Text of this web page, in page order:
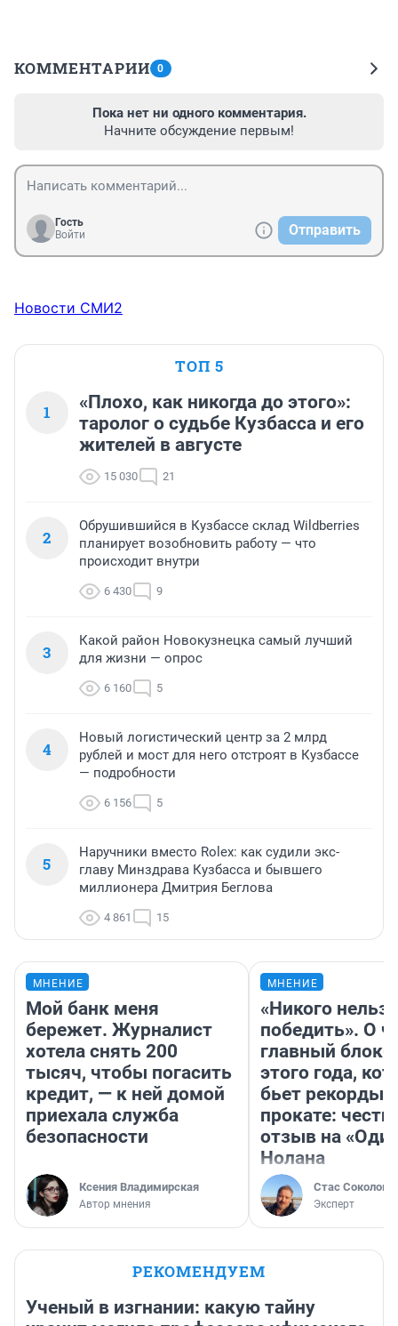
КОММЕНТАРИИ 0
Пока нет ни одного комментария.
Начните обсуждение первым!
Гость
Войти
Отправить
Новости СМИ2
ТОП 5
1
«Плохо, как никогда до этого»:
таролог о судьбе Кузбасса и его
жителей в августе
15 030 21
2
Обрушившийся в Кузбассе склад Wildberries
планирует возобновить работу — что
происходит внутри
6 430 9
3
Какой район Новокузнецка самый лучший
для жизни — опрос
6 160 5
4
Новый логистический центр за 2 млрд
рублей и мост для него отстроят в Кузбассе
— подробности
6 156 5
5
Наручники вместо Rolex: как судили экс-
главу Минздрава Кузбасса и бывшего
миллионера Дмитрия Беглова
4 861 15
МНЕНИЕ
Мой банк меня
бережет. Журналист
хотела снять 200
тысяч, чтобы погасить
кредит, — к ней домой
приехала служба
безопасности
Ксения Владимирская
Автор мнения
МНЕНИЕ
«Никого нельзя
победить». О
главный
этого года,
бьет рекорды в
прокате:
отзыв на
Нолана
Стас Соколов
Эксперт
РЕКОМЕНДУЕМ
Ученый в изгнании: какую тайну